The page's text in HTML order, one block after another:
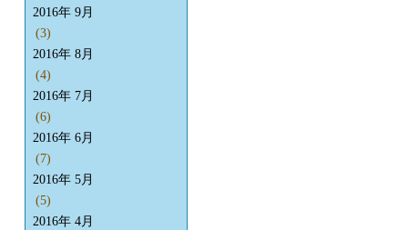
2016年 9月
(3)
2016年 8月
(4)
2016年 7月
(6)
2016年 6月
(7)
2016年 5月
(5)
2016年 4月